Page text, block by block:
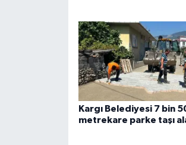
Kargı Belediyesi 7 bin
metrekare parke taşı